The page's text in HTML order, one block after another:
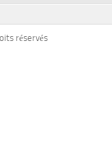
réservés